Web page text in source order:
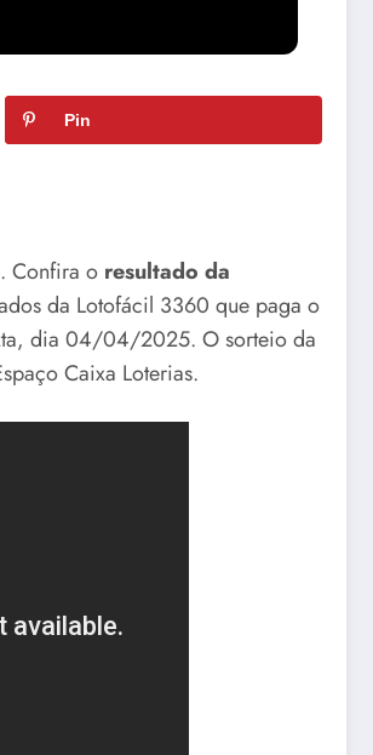
Pin
Confira o resultado da
da Lotofácil 3360 que paga o
dia 04/04/2025. O sorteio da
Caixa Loterias.